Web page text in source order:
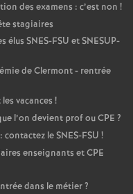
des examens : c’est non !
stagiaires
SNES-FSU et SNESUP-
de Clermont - rentrée
vacances !
l’on devient prof ou CPE ?
le SNES-FSU !
enseignants et CPE
dans le métier?